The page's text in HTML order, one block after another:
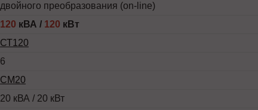
двойного преобразования (on-line)
120 кВА / 120 кВт
СТ120
6
СМ20
20 кВА / 20 кВт